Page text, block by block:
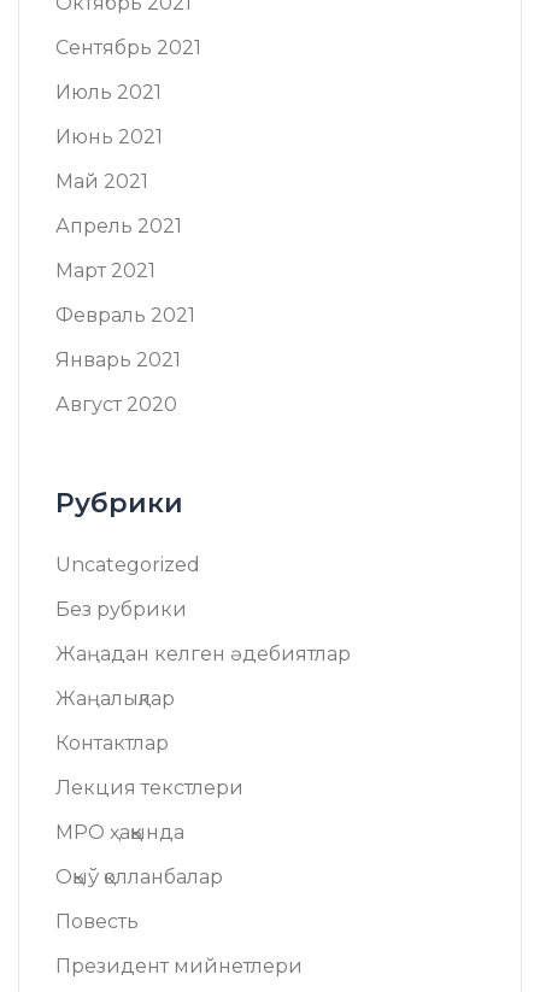
Сентябрь 2021
Июль 2021
Июнь 2021
Май 2021
Апрель 2021
Март 2021
Февраль 2021
Январь 2021
Август 2020
Рубрики
Uncategorized
Без рубрики
Жаңадан келген әдебиятлар
Жаңалықлар
Контактлар
Лекция текстлери
МРО ҳаққында
Оқыў қолланбалар
Повесть
Президент мийнетлери